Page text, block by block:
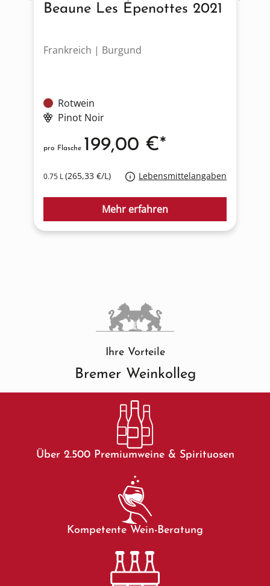
Beaune Les Épenottes 2021
Frankreich | Burgund
Rotwein
Pinot Noir
0.75 L(265,33 €/L) Lebensmittelangaben
pro Flasche 199,00 €*
Mehr erfahren
Ihre Vorteile
Bremer Weinkolleg
Über 2.500 Premiumweine & Spirituosen
Kompetente Wein-Beratung